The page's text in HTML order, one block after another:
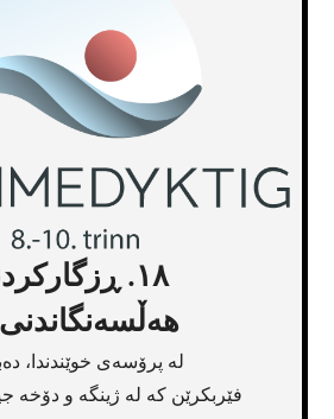
١٨.
لە پرۆسەی خوێندندا،
فێربکرێن کە لە ژینگە و دۆخە